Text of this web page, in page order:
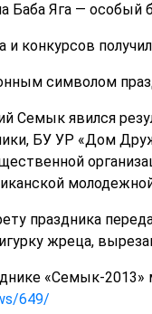
Баба Яга — особый
и конкурсов
символом
Семык явился
БУ УР «Дом
праздника
жреца,
«Семык-
649/